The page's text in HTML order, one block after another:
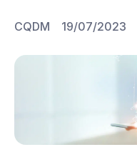
CQDM 19/07/2023